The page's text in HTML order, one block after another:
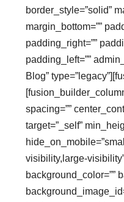
border_style=”solid”
margin_bottom=””
padding_right=””
padding_left=””
Blog”
spacing=””
target=”_self”
visibility,large-visibility”
background_color=””